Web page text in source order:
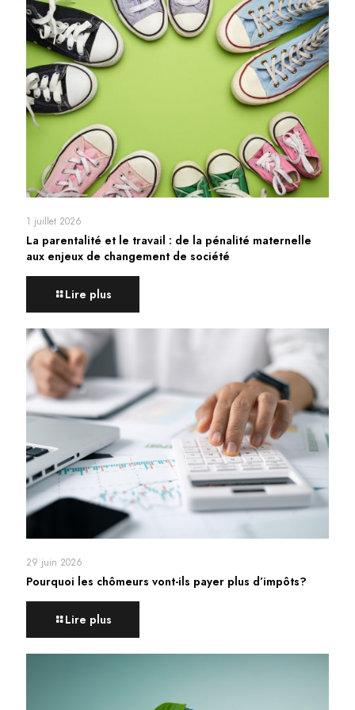
1 juillet 2026
La parentalité et le travail : de la pénalité maternelle
aux enjeux de changement de société
Lire plus
29 juin 2026
Pourquoi les chômeurs vont-ils payer plus d’impôts?
Lire plus